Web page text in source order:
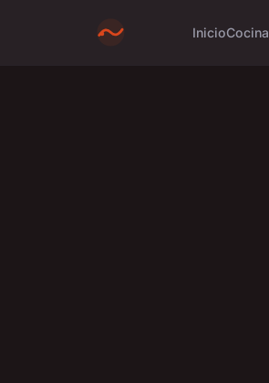
InicioCocina